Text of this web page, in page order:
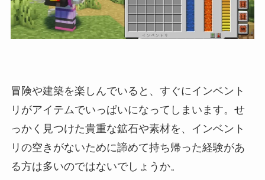
冒険や建築を楽しんでいると、すぐにインベント
リがアイテムでいっぱいになってしまいます。せ
っかく見つけた貴重な鉱石や素材を、インベント
リの空きがないために諦めて持ち帰った経験があ
る方は多いのではないでしょうか。